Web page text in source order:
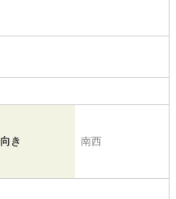
向き 南西